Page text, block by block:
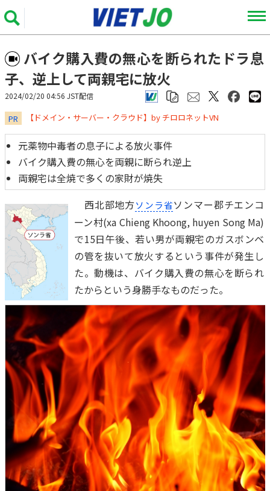
バイク購入費の無心を断られたドラ息
子、逆上して両親宅に放火
2024/02/20 04:56 JST配信
PR ​​​​​​​【ドメイン・サーバー・クラウド】by チロロネットVN
元薬物中毒者の息子による放火事件
バイク購入費の無心を両親に断られ逆上
両親宅は全焼で多くの家財が焼失
西北部地方ソンラ省ソンマー郡チエンコ
ーン村(xa Chieng Khoong, huyen Song Ma)
で15日午後、若い男が両親宅のガスボンベ
の管を抜いて放火するという事件が発生し
た。動機は、バイク購入費の無心を断られ
たからという身勝手なものだった。